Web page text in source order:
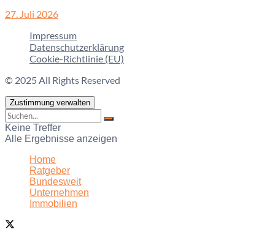
27. Juli 2026
Impressum
Datenschutzerklärung
Cookie-Richtlinie (EU)
© 2025 All Rights Reserved
Zustimmung verwalten
Keine Treffer
Alle Ergebnisse anzeigen
Home
Ratgeber
Bundesweit
Unternehmen
Immobilien